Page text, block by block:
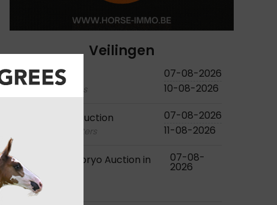
Veilingen
Studutch
foals - embryos
07-08-2026
10-08-2026
Bjorn Nagel Auction
foals - youngsters
07-08-2026
11-08-2026
Flanders Embryo Auction in
Ireland
embryos
07-08-
2026